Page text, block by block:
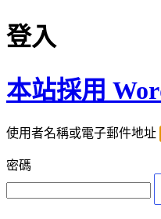
登入
本站採用
使用者名稱或電子郵件地址
密碼